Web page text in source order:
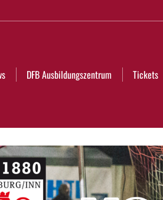
DFB Ausbildungszentrum Tickets
Tickets Aktionen